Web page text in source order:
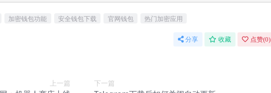
加密钱包功能 安全钱包下载 官网钱包 热门加密应用
分享 收藏 点赞(0)
上一篇 下一篇